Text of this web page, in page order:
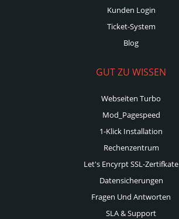
Kunden Login
Ticket-System
Blog
GUT ZU WISSEN
Webseiten Turbo
Mod_Pagespeed
1-Klick Installation
Rechenzentrum
Let's Encyrpt SSL-Zertifkate
Datensicherungen
Fragen Und Antworten
SLA & Support